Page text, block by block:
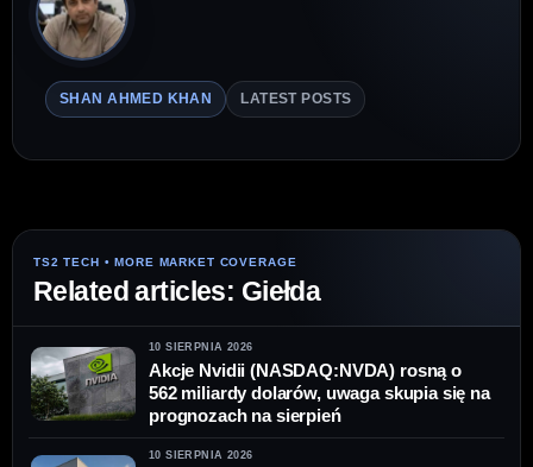
SHAN AHMED KHAN LATEST POSTS
Related articles: Giełda
10 SIERPNIA 2026
Akcje Nvidii (NASDAQ:NVDA) rosną o
562 miliardy dolarów, uwaga skupia się na
prognozach na sierpień
10 SIERPNIA 2026